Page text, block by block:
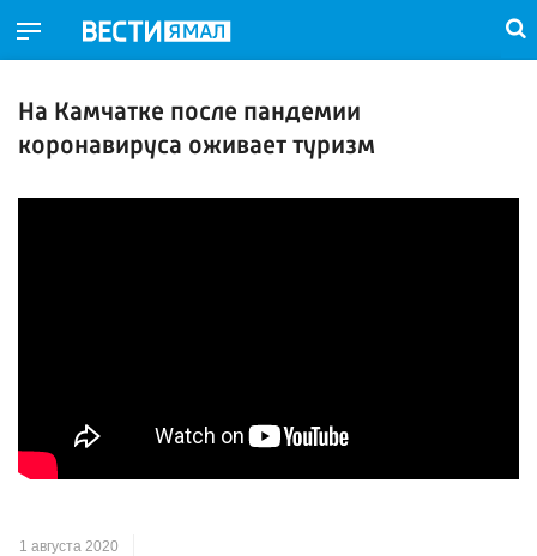
На Камчатке после пандемии
коронавируса оживает туризм
1 августа 2020